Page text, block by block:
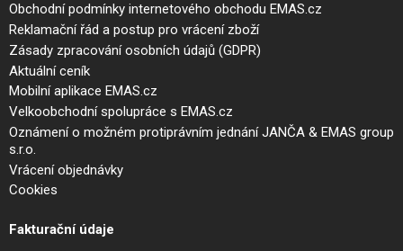
Obchodní podmínky internetového obchodu EMAS.cz
Reklamační řád a postup pro vrácení zboží
Zásady zpracování osobních údajů (GDPR)
Aktuální ceník
Mobilní aplikace EMAS.cz
Velkoobchodní spolupráce s EMAS.cz
Oznámení o možném protiprávním jednání JANČA & EMAS group
s.r.o.
Vrácení objednávky
Cookies
Fakturační údaje